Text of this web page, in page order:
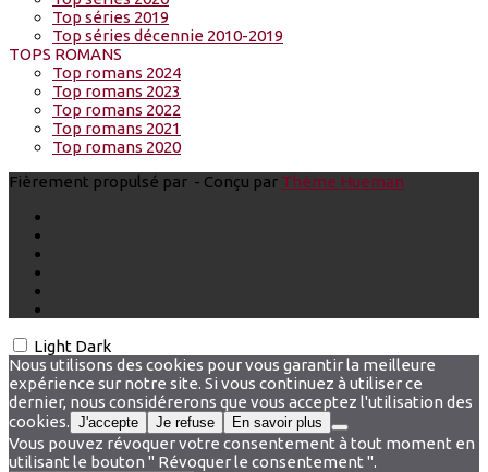
Top séries 2019
Top séries décennie 2010-2019
TOPS ROMANS
Top romans 2024
Top romans 2023
Top romans 2022
Top romans 2021
Top romans 2020
Fièrement propulsé par - Conçu par Thème Hueman
Light Dark
Nous utilisons des cookies pour vous garantir la meilleure
expérience sur notre site. Si vous continuez à utiliser ce
dernier, nous considérerons que vous acceptez l'utilisation des
cookies. J'accepte Je refuse En savoir plus
Vous pouvez révoquer votre consentement à tout moment en
utilisant le bouton " Révoquer le consentement ".